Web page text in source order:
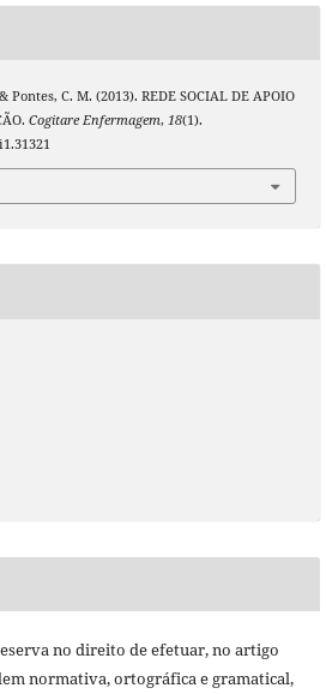
Pontes, C. M. (2013). REDE SOCIAL DE APOIO
Cogitare Enfermagem, 18(1).
no direito de efetuar, no artigo
normativa, ortográfica e gramatical,